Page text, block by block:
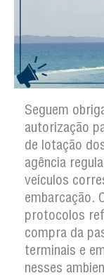
Seguem
autorização
de lotação
agência
veículos
embarcação.
protocolos
compra da
terminais e
nesses